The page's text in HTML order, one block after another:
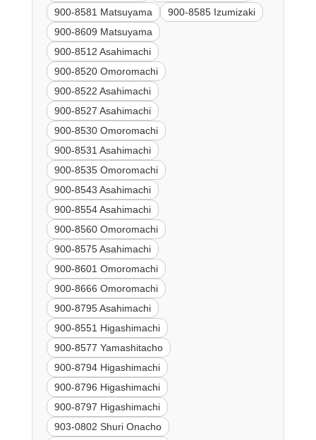
900-8581 Matsuyama
900-8585 Izumizaki
900-8609 Matsuyama
900-8512 Asahimachi
900-8520 Omoromachi
900-8522 Asahimachi
900-8527 Asahimachi
900-8530 Omoromachi
900-8531 Asahimachi
900-8535 Omoromachi
900-8543 Asahimachi
900-8554 Asahimachi
900-8560 Omoromachi
900-8575 Asahimachi
900-8601 Omoromachi
900-8666 Omoromachi
900-8795 Asahimachi
900-8551 Higashimachi
900-8577 Yamashitacho
900-8794 Higashimachi
900-8796 Higashimachi
900-8797 Higashimachi
903-0802 Shuri Onacho